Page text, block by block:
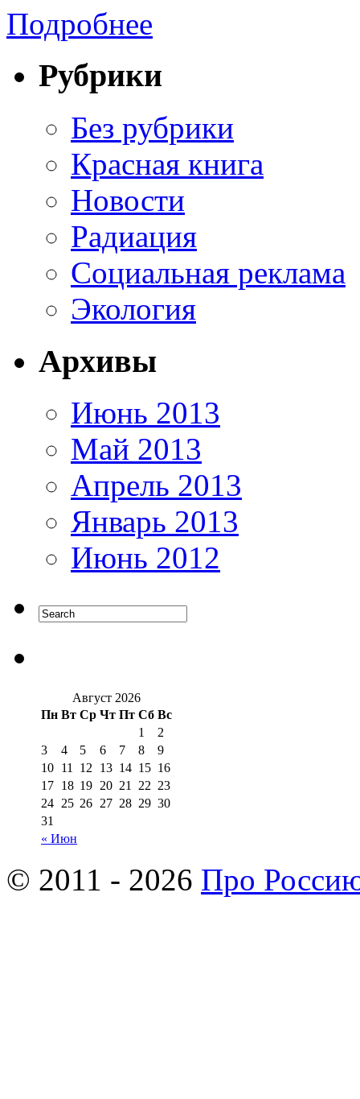
Подробнее
Рубрики
Без рубрики
Красная книга
Новости
Радиация
Социальная реклама
Экология
Архивы
Июнь 2013
Май 2013
Апрель 2013
Январь 2013
Июнь 2012
Август 2026
Пн Вт Ср Чт Пт Сб Вс
« Июн
1
2
3
4 5 6 7 8
9
10 11 12 13 14 15 16
17 18 19 20 21 22 23
24 25 26 27 28 29 30
31
© 2011 - 2026 Про